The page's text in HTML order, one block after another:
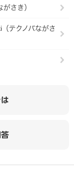
さき）
テクノバながさ